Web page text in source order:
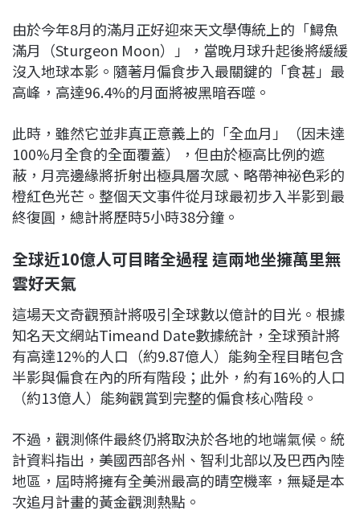
由於今年8月的滿月正好迎來天文學傳統上的「鱘魚
滿月（Sturgeon Moon）」，當晚月球升起後將緩緩
沒入地球本影。隨著月偏食步入最關鍵的「食甚」最
高峰，高達96.4%的月面將被黑暗吞噬。
此時，雖然它並非真正意義上的「全血月」（因未達
100%月全食的全面覆蓋），但由於極高比例的遮
蔽，月亮邊緣將折射出極具層次感、略帶神祕色彩的
橙紅色光芒。整個天文事件從月球最初步入半影到最
終復圓，總計將歷時5小時38分鐘。
全球近10億人可目睹全過程 這兩地坐擁萬里無
雲好天氣
這場天文奇觀預計將吸引全球數以億計的目光。根據
知名天文網站Timeand Date數據統計，全球預計將
有高達12%的人口（約9.87億人）能夠全程目睹包含
半影與偏食在內的所有階段；此外，約有16%的人口
（約13億人）能夠觀賞到完整的偏食核心階段。
不過，觀測條件最終仍將取決於各地的地端氣候。統
計資料指出，美國西部各州、智利北部以及巴西內陸
地區，屆時將擁有全美洲最高的晴空機率，無疑是本
次追月計畫的黃金觀測熱點。